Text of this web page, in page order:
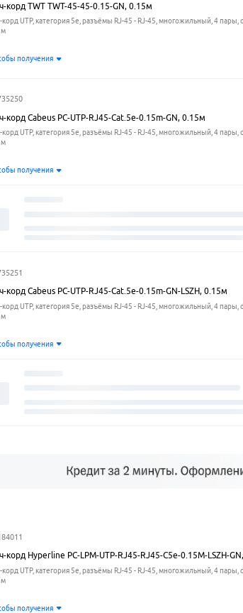
корд TWT TWT-45-45-0.15-GN, 0.15м
корд UTP, категория 5e, разъёмы RJ-45 - RJ-45, многожильный, 4 пары,
м
получения
корд Cabeus PC-UTP-RJ45-Cat.5e-0.15m-GN, 0.15м
корд UTP, категория 5e, разъёмы RJ-45 - RJ-45, многожильный, 4 пары,
м
получения
корд Cabeus PC-UTP-RJ45-Cat.5e-0.15m-GN-LSZH, 0.15м
корд UTP, категория 5e, разъёмы RJ-45 - RJ-45, многожильный, 4 пары,
м
получения
корд Hyperline PC-LPM-UTP-RJ45-RJ45-C5e-0.15M-LSZH-
корд UTP, категория 5e, разъёмы RJ-45 - RJ-45, многожильный, 4 пары,
м
получения